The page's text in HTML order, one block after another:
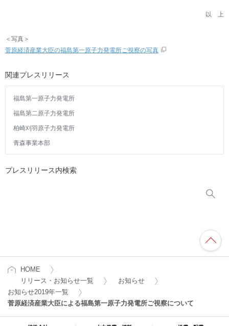
以 上
＜写真＞
菅原経済産業大臣の福島第一原子力発電所ご視察の写真
関連プレスリリース
福島第一原子力発電所
福島第二原子力発電所
柏崎刈羽原子力発電所
青森事業本部
プレスリリース内検索
HOME
リリース・お知らせ一覧
お知らせ
お知らせ2019年一覧
菅原経済産業大臣による福島第一原子力発電所ご視察について